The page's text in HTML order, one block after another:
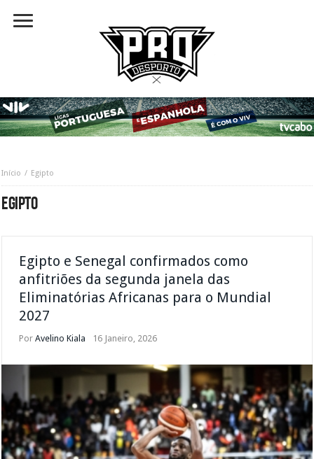
Início Egipto
EGIPTO
Egipto e Senegal confirmados como
anfitriões da segunda janela das
Eliminatórias Africanas para o Mundial
2027
PorAvelino Kiala 16 Janeiro, 2026